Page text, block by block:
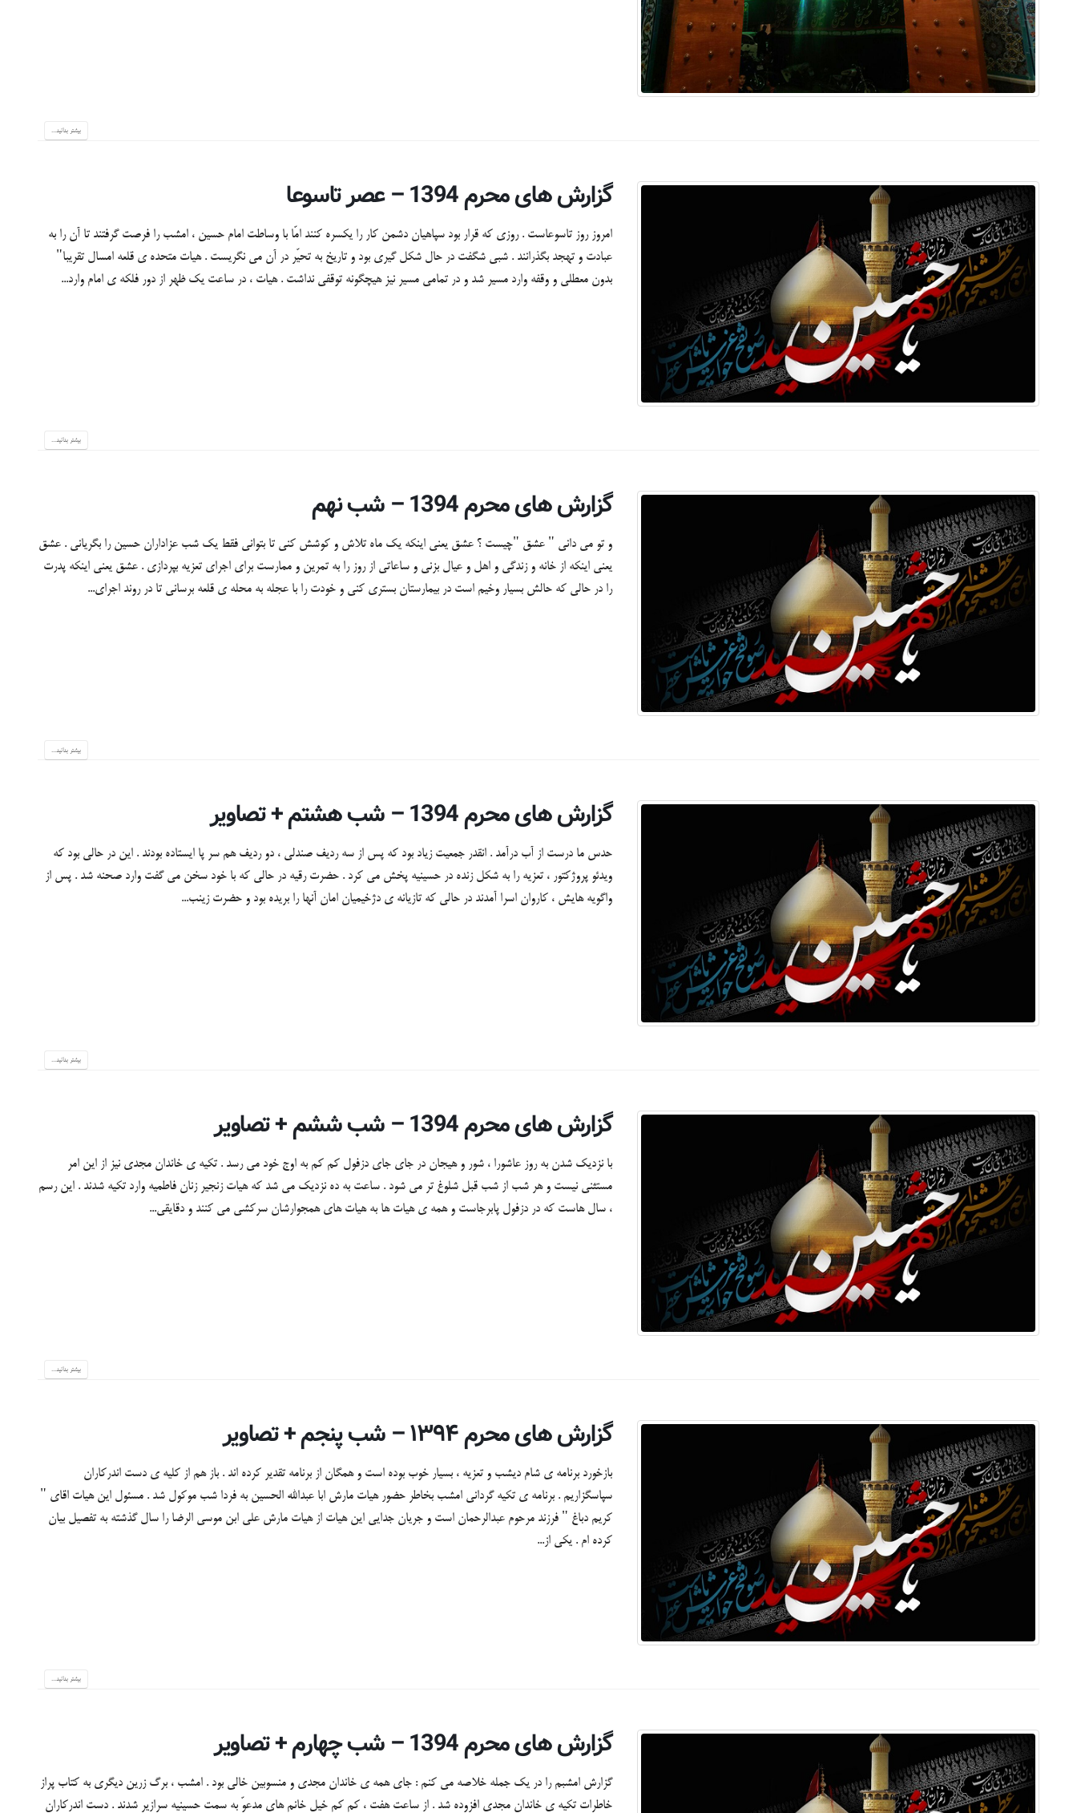
بیشتر بدانید...
گزارش های محرم 1394 – عصر تاسوعا
امروز روز تاسوعاست . روزی که قرار بود سپاهیان دشمن کار را یکسره کنند امّا با وساطت امام حسین ، امشب را فرصت گرفتند تا آن را به
عبادت و تهجد بگذرانند . شبی شگفت در حال شکل گیری بود و تاریخ به تحیّر در آن می نگریست . هیات متحده ی قلعه امسال تقریبا"
بدون معطلی و وقفه وارد مسیر شد و در تمامی مسیر نیز هیچگونه توقفی نداشت . هیات ، در ساعت یک ظهر از دور فلکه ی امام وارد...
بیشتر بدانید...
گزارش های محرم 1394 – شب نهم
و تو می دانی " عشق "چیست ؟ عشق یعنی اینکه یک ماه تلاش و کوشش کنی تا بتوانی فقط یک شب عزاداران حسین را بگریانی . عشق
یعنی اینکه از خانه و زندگی و اهل و عیال بزنی و ساعاتی از روز را به تمرین و ممارست برای اجرای تعزیه بپردازی . عشق یعنی اینکه پدرت
را در حالی که حالش بسیار وخیم است در بیمارستان بستری کنی و خودت را با عجله به محله ی قلعه برسانی تا در روند اجرای...
بیشتر بدانید...
گزارش های محرم 1394 – شب هشتم + تصاویر
حدس ما درست از آب درآمد . انقدر جمعیت زیاد بود که پس از سه ردیف صندلی ، دو ردیف هم سر پا ایستاده بودند . این در حالی بود که
ویدئو پروژکتور ، تعزیه را به شکل زنده در حسینیه پخش می کرد . حضرت رقیه در حالی که با خود سخن می گفت وارد صحنه شد . پس از
واگویه هایش ، کاروان اسرا آمدند در حالی که تازیانه ی دژخیمیان امان آنها را بریده بود و حضرت زینب...
بیشتر بدانید...
گزارش های محرم 1394 – شب ششم + تصاویر
با نزدیک شدن به روز عاشورا ، شور و هیجان در جای جای دزفول کم کم به اوج خود می رسد . تکیه ی خاندان مجدی نیز از این امر
مستثنی نیست و هر شب از شب قبل شلوغ تر می شود . ساعت به ده نزدیک می شد که هیات زنجیر زنان فاطمیه وارد تکیه شدند . این رسم
، سال هاست که در دزفول پابرجاست و همه ی هیات ها به هیات های همجوارشان سرکشی می کنند و دقایقی...
بیشتر بدانید...
گزارش های محرم ۱۳۹۴ – شب پنجم + تصاویر
بازخورد برنامه ی شام دیشب و تعزیه ، بسیار خوب بوده است و همگان از برنامه تقدیر کرده اند . باز هم از کلیه ی دست اندرکاران
سپاسگزاریم . برنامه ی تکیه گردانی امشب بخاطر حضور هیات مارش ابا عبدالله الحسین به فردا شب موکول شد . مسئول این هیات اقای "
کریم دباغ " فرزند مرحوم عبدالرحمان است و جریان جدایی این هیات از هیات مارش علی ابن موسی الرضا را سال گذشته به تفصیل بیان
کرده ام . یکی از...
بیشتر بدانید...
گزارش های محرم 1394 – شب چهارم + تصاویر
گزارش امشبم را در یک جمله خلاصه می کنم : جای همه ی خاندان مجدی و منسوبین خالی بود . امشب ، برگ زرین دیگری به کتاب پراز
خاطرات تکیه ی خاندان مجدی افزوده شد . از ساعت هفت ، کم کم خیل خانم های مدعوّ به سمت حسینیه سرازیر شدند . دست اندرکاران